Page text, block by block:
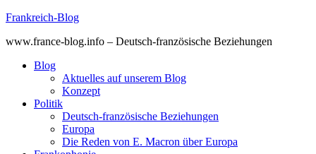
Skip
content
Frankreich-Blog
www.france-blog.info – Deutsch-französische Beziehungen
Blog
Aktuelles auf unserem Blog
Konzept
Politik
Deutsch-französische Beziehungen
Europa
Die Reden von E. Macron über Europa